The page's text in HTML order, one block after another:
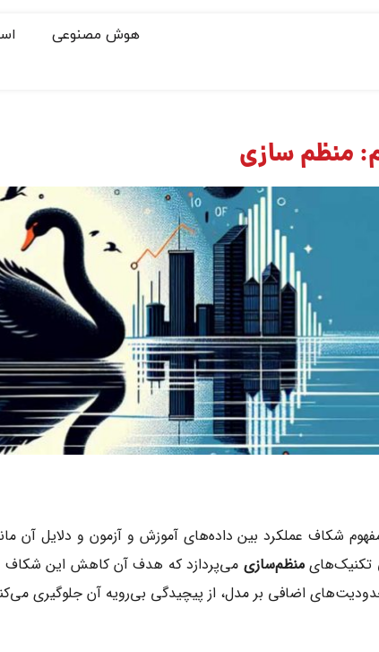
هوش مصنوعی
منظم سازی
شکاف عملکرد بین داده‌های آموزش و آزمون و دلایل
تکنیک‌هایمنظم‌سازی می‌پردازد که هدف آن کاهش این
اضافی بر مدل، از پیچیدگی بی‌رویه آن جلوگیری